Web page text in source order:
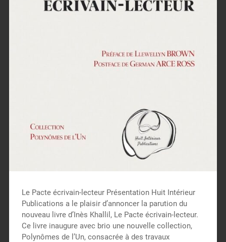
Le Pacte écrivain-lecteur Présentation Huit Intérieur
Publications a le plaisir d’annoncer la parution du
nouveau livre d’Inès Khallil, Le Pacte écrivain-lecteur.
Ce livre inaugure avec brio une nouvelle collection,
Polynômes de l’Un, consacrée à des travaux